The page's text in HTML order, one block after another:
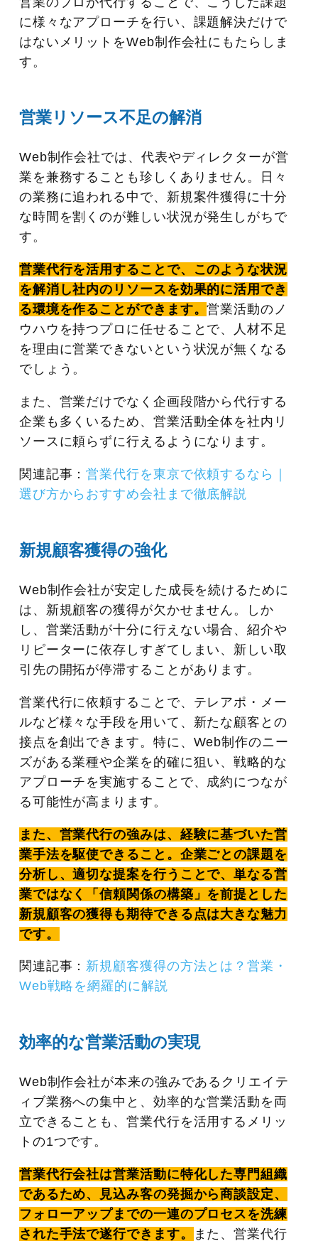
に様々なアプローチを行い、課題解決だけで
はないメリットをWeb制作会社にもたらしま
す。
営業リソース不足の解消
Web制作会社では、代表やディレクターが営
業を兼務することも珍しくありません。日々
の業務に追われる中で、新規案件獲得に十分
な時間を割くのが難しい状況が発生しがちで
す。
営業代行を活用することで、このような状況
を解消し社内のリソースを効果的に活用でき
る環境を作ることができます。営業活動のノ
ウハウを持つプロに任せることで、人材不足
を理由に営業できないという状況が無くなる
でしょう。
また、営業だけでなく企画段階から代行する
企業も多くいるため、営業活動全体を社内リ
ソースに頼らずに行えるようになります。
関連記事：営業代行を東京で依頼するなら｜
選び方からおすすめ会社まで徹底解説
新規顧客獲得の強化
Web制作会社が安定した成長を続けるために
は、新規顧客の獲得が欠かせません。しか
し、営業活動が十分に行えない場合、紹介や
リピーターに依存しすぎてしまい、新しい取
引先の開拓が停滞することがあります。
営業代行に依頼することで、テレアポ・メー
ルなど様々な手段を用いて、新たな顧客との
接点を創出できます。特に、Web制作のニー
ズがある業種や企業を的確に狙い、戦略的な
アプローチを実施することで、成約につなが
る可能性が高まります。
また、営業代行の強みは、経験に基づいた営
業手法を駆使できること。企業ごとの課題を
分析し、適切な提案を行うことで、単なる営
業ではなく「信頼関係の構築」を前提とした
新規顧客の獲得も期待できる点は大きな魅力
です。
関連記事： 新規顧客獲得の方法とは？営業・
Web戦略を網羅的に解説
効率的な営業活動の実現
Web制作会社が本来の強みであるクリエイテ
ィブ業務への集中と、効率的な営業活動を両
立できることも、営業代行を活用するメリッ
トの1つです。
営業代行会社は営業活動に特化した専門組織
であるため、見込み客の発掘から商談設定、
フォローアップまでの一連のプロセスを洗練
された手法で遂行できます。
また、営業代行